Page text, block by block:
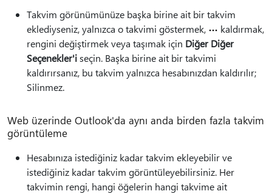
Takvim görünümünüze başka birine ait bir takvim
eklediyseniz, yalnızca o takvimi göstermek,
kaldırmak,
rengini değiştirmek veya taşımak için Diğer Diğer
Seçenekler'iseçin. Başka birine ait bir takvimi
kaldırırsanız, bu takvim yalnızca hesabınızdan kaldırılır;
Silinmez.
Web üzerinde Outlook'da aynı anda birden fazla takvim
görüntüleme
Hesabınıza istediğiniz kadar takvim ekleyebilir ve
istediğiniz kadar takvim görüntüleyebilirsiniz. Her
takvimin rengi, hangi öğelerin hangi takvime ait